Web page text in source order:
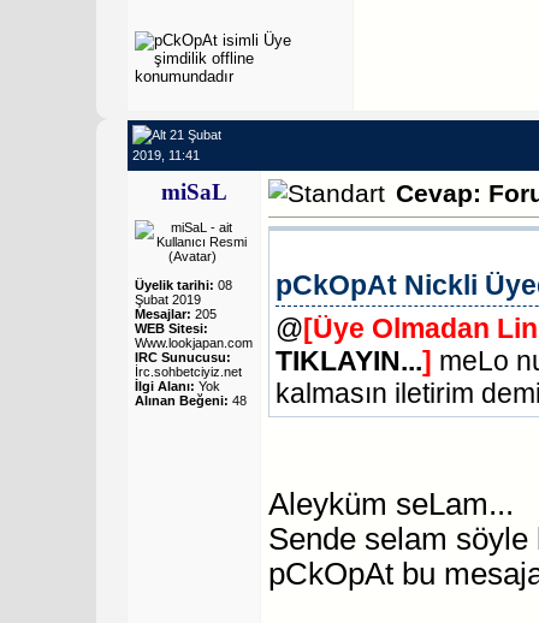
21 Şubat
2019, 11:41
miSaL
Üyelik tarihi: 08
Şubat 2019
Mesajlar: 205
WEB Sitesi:
Www.lookjapan.com
IRC Sunucusu:
İrc.sohbetciyiz.net
İlgi Alanı: Yok
Alınan Beğeni: 48
Cevap:
pCkOpAt Nickli
@[Üye Olmadan
TIKLAYIN...] meLo
kalmasın iletirim
Aleyküm seLam...
Sende selam söyle
pCkOpAt bu